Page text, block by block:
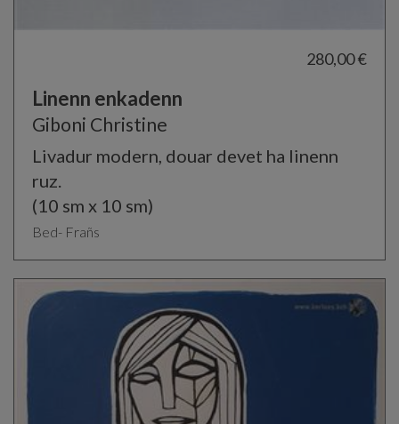
280,00 €
Linenn enkadenn
Giboni Christine
Livadur modern, douar devet ha linenn
ruz.
(10 sm x 10 sm)
Bed- Frañs